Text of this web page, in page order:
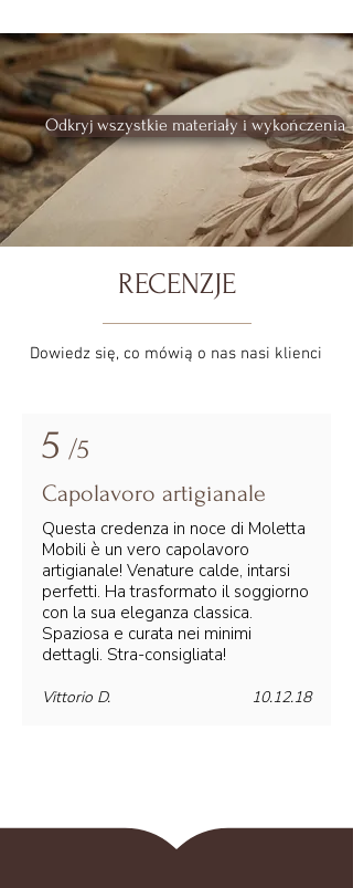
Odkryj wszystkie materiały i wykończenia
RECENZJE
Dowiedz się, co mówią o nas nasi klienci
5 /5
Capolavoro artigianale
Questa credenza in noce di Moletta
Mobili è un vero capolavoro
artigianale! Venature calde, intarsi
perfetti. Ha trasformato il soggiorno
con la sua eleganza classica.
Spaziosa e curata nei minimi
dettagli. Stra-consigliata!
10.12.18
Vittorio D.